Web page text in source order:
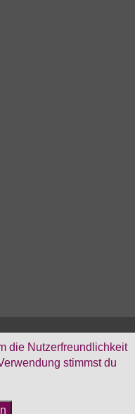
die Nutzerfreundlichkeit
stimmst du